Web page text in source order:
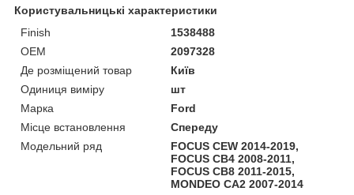
Користувальницькі характеристики
Finish
1538488
OEM
2097328
Де розміщений товар
Київ
Одиниця виміру
шт
Марка
Ford
Місце встановлення
Спереду
Модельний ряд
FOCUS CEW 2014-2019,
FOCUS CB4 2008-2011,
FOCUS CB8 2011-2015,
MONDEO CA2 2007-2014